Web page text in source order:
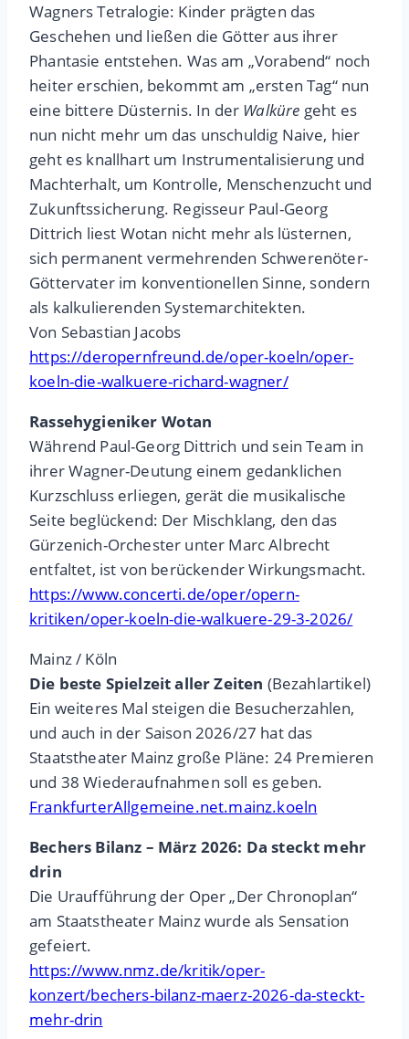
Wagners Tetralogie: Kinder prägten das
Geschehen und ließen die Götter aus ihrer
Phantasie entstehen. Was am „Vorabend“ noch
heiter erschien, bekommt am „ersten Tag“ nun
eine bittere Düsternis. In der Walküre geht es
nun nicht mehr um das unschuldig Naive, hier
geht es knallhart um Instrumentalisierung und
Machterhalt, um Kontrolle, Menschenzucht und
Zukunftssicherung. Regisseur Paul-Georg
Dittrich liest Wotan nicht mehr als lüsternen,
sich permanent vermehrenden Schwerenöter-
Göttervater im konventionellen Sinne, sondern
als kalkulierenden Systemarchitekten.
Von Sebastian Jacobs
https://deropernfreund.de/oper-koeln/oper-
koeln-die-walkuere-richard-wagner/
Rassehygieniker Wotan
Während Paul-Georg Dittrich und sein Team in
ihrer Wagner-Deutung einem gedanklichen
Kurzschluss erliegen, gerät die musikalische
Seite beglückend: Der Mischklang, den das
Gürzenich-Orchester unter Marc Albrecht
entfaltet, ist von berückender Wirkungsmacht.
https://www.concerti.de/oper/opern-
kritiken/oper-koeln-die-walkuere-29-3-2026/
Mainz / Köln
Die beste Spielzeit aller Zeiten (Bezahlartikel)
Ein weiteres Mal steigen die Besucherzahlen,
und auch in der Saison 2026/27 hat das
Staatstheater Mainz große Pläne: 24 Premieren
und 38 Wiederaufnahmen soll es geben.
FrankfurterAllgemeine.net.mainz.koeln
Bechers Bilanz – März 2026: Da steckt mehr
drin
Die Uraufführung der Oper „Der Chronoplan“
am Staatstheater Mainz wurde als Sensation
gefeiert.
https://www.nmz.de/kritik/oper-
konzert/bechers-bilanz-maerz-2026-da-steckt-
mehr-drin